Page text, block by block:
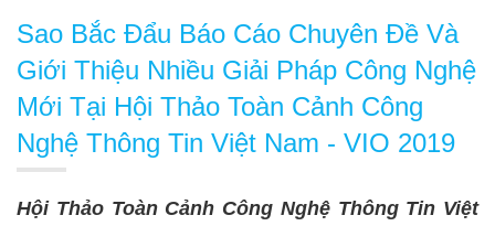
Sao Bắc Đẩu Báo Cáo Chuyên Đề Và
Giới Thiệu Nhiều Giải Pháp Công Nghệ
Mới Tại Hội Thảo Toàn Cảnh Công
Nghệ Thông Tin Việt Nam - VIO 2019
Hội Thảo Toàn Cảnh Công Nghệ Thông Tin Việt